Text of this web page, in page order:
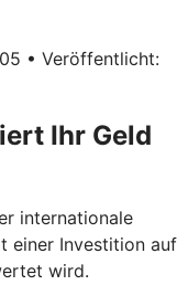
• Veröffentlicht:
Ihr Geld
internationale
einer Investition auf
wird.